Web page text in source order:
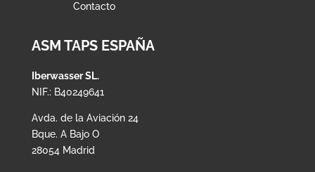
Contacto
ASM TAPS ESPAÑA
Iberwasser SL.
NIF.: B40249641
Avda. de la Aviación 24
Bque. A Bajo O
28054 Madrid